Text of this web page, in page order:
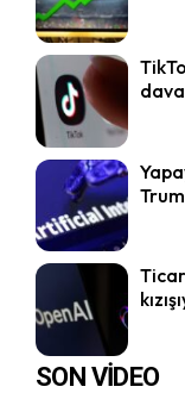
SON VİDEO